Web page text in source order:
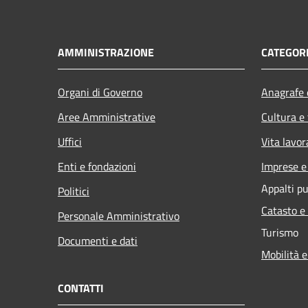
AMMINISTRAZIONE
Organi di Governo
Aree Amministrative
Uffici
Enti e fondazioni
Politici
Personale Amministrativo
Documenti e dati
Cultura
Vita
Imprese
Appalti
Catasto
Turismo
Mobilità
CONTATTI